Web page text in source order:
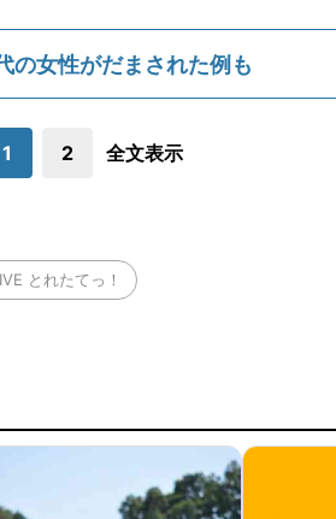
の女性がだまされた例も
1 2 全文表示
とれたてっ！